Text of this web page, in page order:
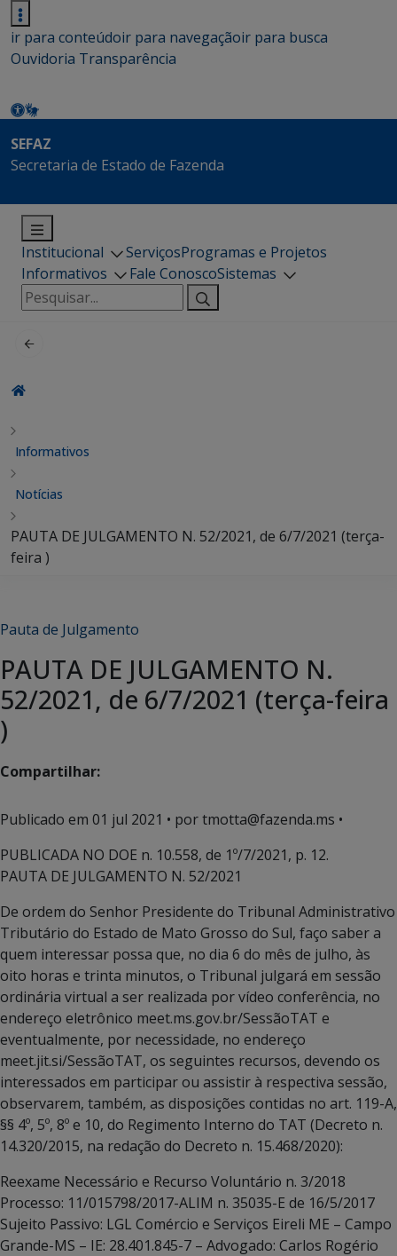
ir para conteúdoir para navegaçãoir para busca
Ouvidoria Transparência
SEFAZ
Secretaria de Estado de Fazenda
Institucional ServiçosProgramas e Projetos
Informativos
Fale ConoscoSistemas
Pesquisar
por:
Informativos
Notícias
PAUTA DE JULGAMENTO N. 52/2021, de 6/7/2021 (terça-
feira )
Pauta de Julgamento
PAUTA DE JULGAMENTO N.
52/2021, de 6/7/2021 (terça-feira
)
Compartilhar:
Publicado em 01 jul 2021 • por tmotta@fazenda.ms •
PUBLICADA NO DOE n. 10.558, de 1º/7/2021, p. 12.
PAUTA DE JULGAMENTO N. 52/2021
De ordem do Senhor Presidente do Tribunal Administrativo
Tributário do Estado de Mato Grosso do Sul, faço saber a
quem interessar possa que, no dia 6 do mês de julho, às
oito horas e trinta minutos, o Tribunal julgará em sessão
ordinária virtual a ser realizada por vídeo conferência, no
endereço eletrônico meet.ms.gov.br/SessãoTAT e
eventualmente, por necessidade, no endereço
meet.jit.si/SessãoTAT, os seguintes recursos, devendo os
interessados em participar ou assistir à respectiva sessão,
observarem, também, as disposições contidas no art. 119-A,
§§ 4º, 5º, 8º e 10, do Regimento Interno do TAT (Decreto n.
14.320/2015, na redação do Decreto n. 15.468/2020):
Reexame Necessário e Recurso Voluntário n. 3/2018
Processo: 11/015798/2017-ALIM n. 35035-E de 16/5/2017
Sujeito Passivo: LGL Comércio e Serviços Eireli ME – Campo
Grande-MS – IE: 28.401.845-7 – Advogado: Carlos Rogério